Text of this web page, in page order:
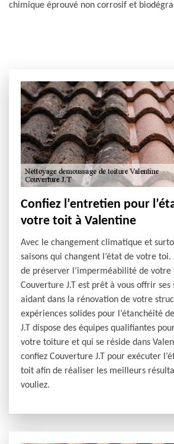
chimique éprouvé non corrosif et
Confiez l’entretien pour
votre toit à Valentine
Avec le changement climatique et
saisons qui changent l’état de votre
de préserver l’imperméabilité de votre
Couverture J.T est prêt à vous offrir ses
aidant dans la rénovation de votre
expériences solides pour l’étanchéité
J.T dispose des équipes qualifiantes
votre toiture et qui se réside dans
confiez Couverture J.T pour exécuter
toit afin de réaliser les meilleurs
vouliez.